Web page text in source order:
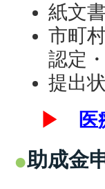
紙文
市町
認定
提出
▶
助成金